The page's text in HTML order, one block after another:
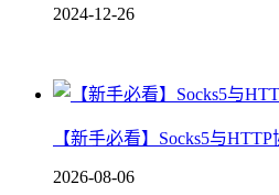
2024-12-26
【新手必看】Socks5与HTTP
2026-08-06